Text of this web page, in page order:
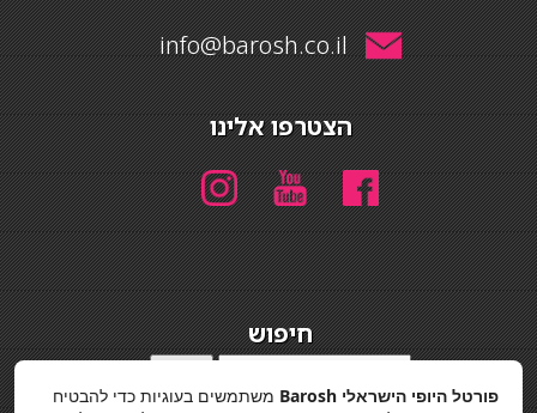
info@barosh.co.il
הצטרפו אלינו
חיפוש
פורטל היופי הישראלי Barosh
משתמשים בעוגיות כדי להבטיח